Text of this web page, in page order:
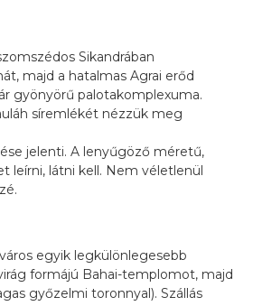
Sikandrában
majd a hatalmas Agrai erőd
gyönyörű palotakomplexuma.
síremlékét nézzük meg
jelenti. A lenyűgöző méretű,
leírni, látni kell. Nem véletlenül
egyik legkülönlegesebb
formájú Bahai-templomot, majd
győzelmi toronnyal). Szállás